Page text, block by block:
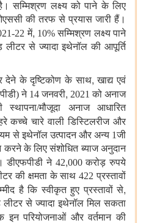
सम्मिश्रण लक्ष्य को पाने के लिए
की तरफ से प्रयास जारी हैं।
22 में, 10% सम्मिश्रण लक्ष्य पाने
से ज्यादा इथेनॉल की आपूर्ति
देने के दृष्टिकोण के साथ,खाद्य एवं
ने 14 जनवरी, 2021 को अनाज
मौजूदा अनाज आधारित
कच्चे चारे वाली डिस्टिलरीज और
से इथेनॉल उत्पादन और अन्य 1जी
के लिए संशोधित ब्याज अनुदान
डीएफपीडी ने 42,000 करोड़ रुपये
की क्षमता के साथ 422 प्रस्तावों
है कि स्वीकृत हुए प्रस्तावों से,
से ज्यादा इथेनॉल मिल सकता
इन परियोजनाओं और वर्तमान की